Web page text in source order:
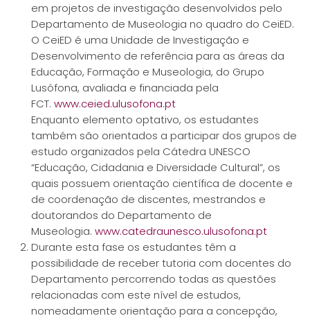
em projetos de investigação desenvolvidos pelo
Departamento de Museologia no quadro do CeiED.
O CeiED é uma Unidade de Investigação e
Desenvolvimento de referência para as áreas da
Educação, Formação e Museologia, do Grupo
Lusófona, avaliada e financiada pela
FCT. www.ceied.ulusofona.pt
Enquanto elemento optativo, os estudantes
também são orientados a participar dos grupos de
estudo organizados pela Cátedra UNESCO
“Educação, Cidadania e Diversidade Cultural”, os
quais possuem orientação científica de docente e
de coordenação de discentes, mestrandos e
doutorandos do Departamento de
Museologia. www.catedraunesco.ulusofona.pt
Durante esta fase os estudantes têm a
possibilidade de receber tutoria com docentes do
Departamento percorrendo todas as questões
relacionadas com este nível de estudos,
nomeadamente orientação para a concepção,